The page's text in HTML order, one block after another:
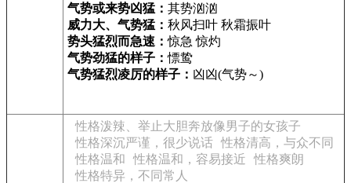
气势或来势凶猛： 其势汹汹
威力大、气势猛： 秋风扫叶 秋霜振叶
势头猛烈而急速：惊急 惊灼
气势劲猛的样子：慓鸷
气势猛烈凌厉的样子： 凶凶(气势～)
性格泼辣、举止大胆奔放像男子的女孩子
性格深沉严谨，很少说话 性格清高，与众不同
性格温和
性格温和，容易接近
性格爽朗
性格特异，不同常人